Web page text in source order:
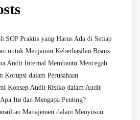
SOP Praktis yang Harus Ada di Setiap
untuk Menjamin Keberhasilan Bisnis
Audit Internal Membantu Mencegah
Korupsi dalam Perusahaan
Konsep Audit Risiko dalam Audit
Itu dan Mengapa Penting?
Manajemen dalam Menyusun